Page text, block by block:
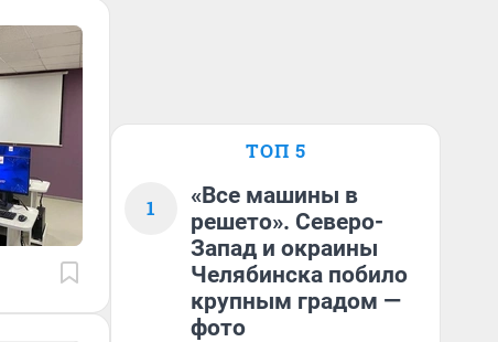
ТОП 5
1
«Все машины в
решето». Северо-
Запад и окраины
Челябинска побило
крупным градом —
фото